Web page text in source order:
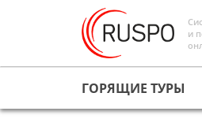
и
ГОРЯЩИЕ ТУРЫ